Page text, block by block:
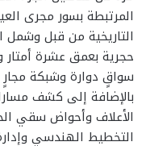
المرتبطة بسور مجرى
التاريخية من قبل
حجرية بعمق عشرة أمتار
سواقٍ دوارة وشبكة مجارٍ
بالإضافة إلى كشف
الأعلاف وأحواض سقي
التخطيط الهندسي